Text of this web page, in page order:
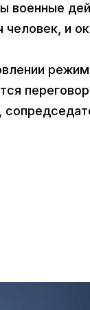
военные
и